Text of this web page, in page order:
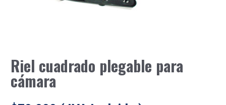
Riel cuadrado plegable para
cámara